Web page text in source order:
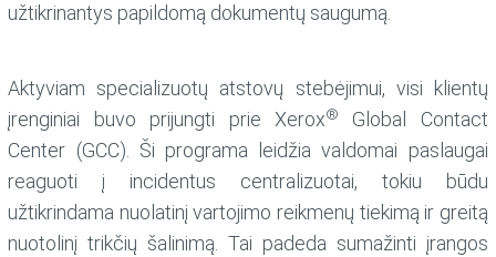
užtikrinantys papildomą dokumentų saugumą.
Aktyviam specializuotų atstovų stebėjimui, visi klientų
įrenginiai buvo prijungti prie Xerox®
Global Contact
Center (GCC). Ši programa leidžia valdomai paslaugai
reaguoti į incidentus centralizuotai, tokiu būdu
užtikrindama nuolatinį vartojimo reikmenų tiekimą ir greitą
nuotolinį trikčių šalinimą. Tai padeda sumažinti įrangos